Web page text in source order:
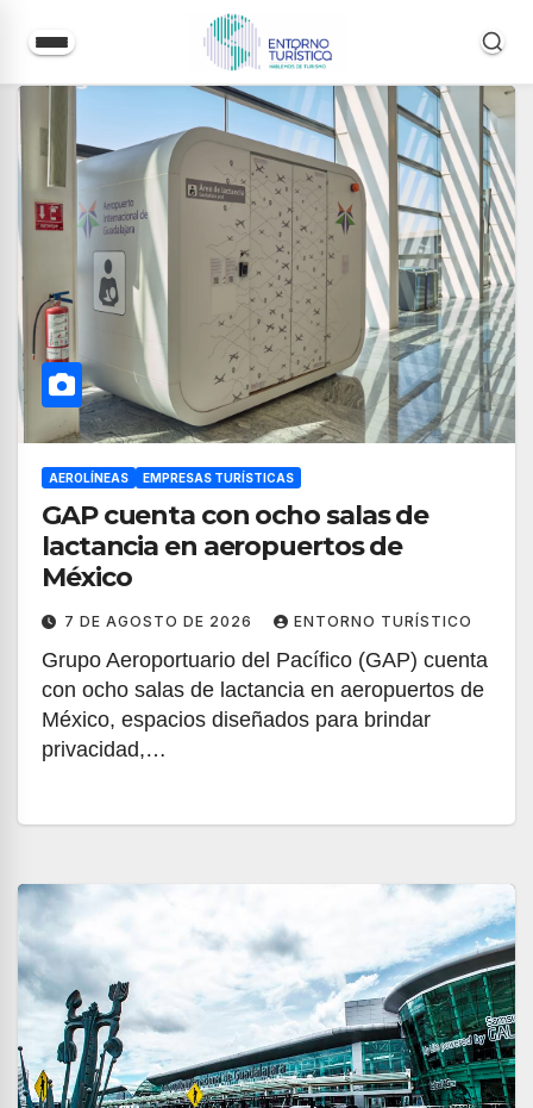
Saltar
contenido
AEROLÍNEAS EMPRESAS TURÍSTICAS
GAP cuenta con ocho salas de
lactancia en aeropuertos de
México
7 DE AGOSTO DE 2026 ENTORNO TURÍSTICO
Grupo Aeroportuario del Pacífico (GAP) cuenta
con ocho salas de lactancia en aeropuertos de
México, espacios diseñados para brindar
privacidad,…